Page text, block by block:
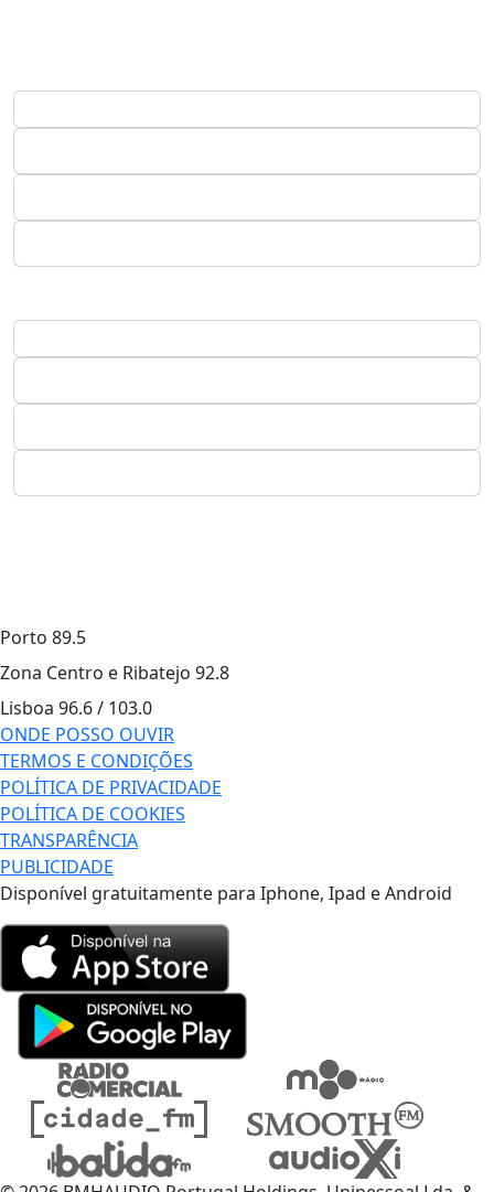
Porto 89.5
Zona Centro e Ribatejo 92.8
Lisboa 96.6 / 103.0
ONDE POSSO OUVIR
TERMOS E CONDIÇÕES
POLÍTICA DE PRIVACIDADE
POLÍTICA DE COOKIES
TRANSPARÊNCIA
PUBLICIDADE
Disponível gratuitamente para Iphone, Ipad e Android